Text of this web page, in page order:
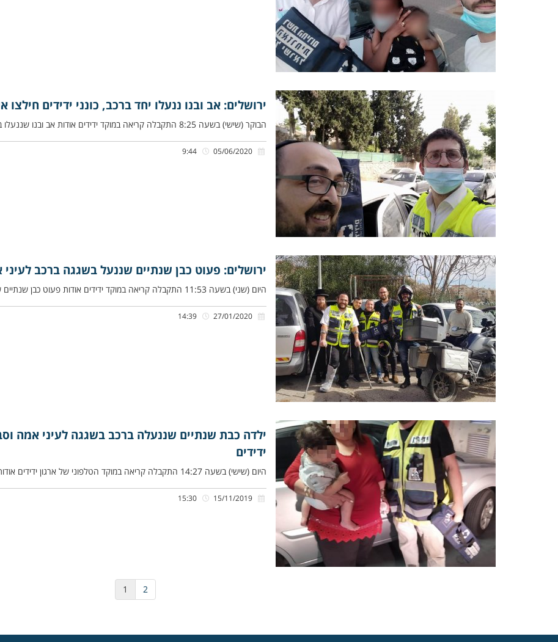
ירושלים: אב ובנו ננעלו יחד ברכב, כונני ידידים
הבוקר (שישי) בשעה 8:25 התקבלה קריאה במוקד ידידים אודות אב ובנו שננעלו בשגגה ברכב ברחוב הסביון בקרית מנחם בירושלים. מתברר
ירושלים: פעוט כבן שנתיים שננעל בשגגה ברכב לעיני
היום (שני) בשעה 11:53 התקבלה קריאה במוקד ידידים אודות פעוט כבן שנתיים שננעל ברכב בשגגה לעיני אביו בחניון המרכז הרפואי
ילדה כבת שנתיים שננעלה ברכב בשגגה לעיני אמה
ידידים
היום (שישי) בשעה 14:27 התקבלה קריאה במוקד הטלפוני של ארגון ידידים אודות ילדה כבת שנתיים שננעלה ברכב בשגגה לעיני אמה
1 2